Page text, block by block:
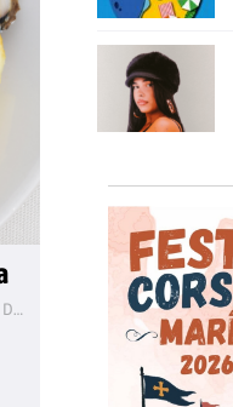
ASOCIACIÓN COMISIÓN DE FESTAS VIRXE DO CARME